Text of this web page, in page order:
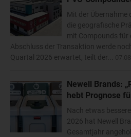
Mit der Übernahme
die geografische
mit Compounds für
Abschluss der Transaktion werde
Quartal 2026 erwartet, teilt der...
Newell Brands:
hebt Prognose
Nach etwas
2026 hat Newell
Gesamtjahr